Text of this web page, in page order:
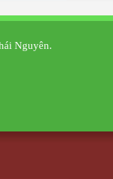
Nguyên.